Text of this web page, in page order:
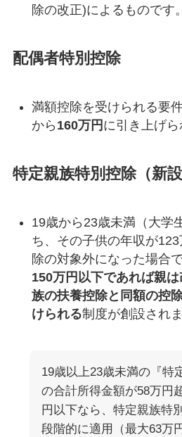
除の改正)によるものです。
配偶者特別控除
満額控除を受けられる要
から 160万円 に引き上げら
特定親族特別控除（新設
19歳から23歳未満（大学
ち、その子供の年収が
除の対象外になった場合で
150万円以下であれば親
族の扶養控除と同額の控
けられる制度が創設されま
19歳以上23歳未満の『特
の合計所得金額が58万円
円以下なら、特定親族特
段階的に適用（最大63万